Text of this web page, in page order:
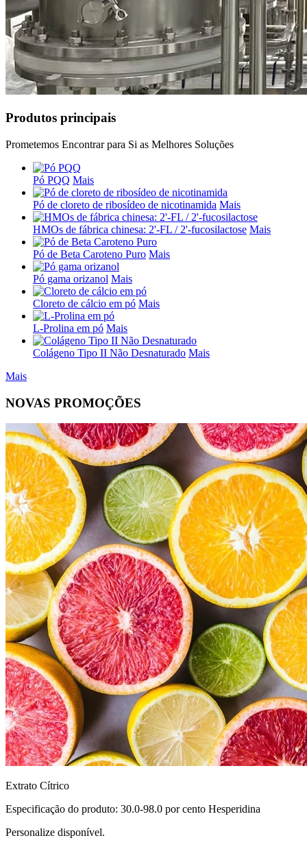
Produtos principais
Prometemos Encontrar para Si as Melhores Soluções
Pó PQQ Mais
Pó de cloreto de ribosídeo de nicotinamida Mais
HMOs de fábrica chinesa: 2'-FL / 2'-fucosilactose Mais
Pó de Beta Caroteno Puro Mais
Pó gama orizanol Mais
Cloreto de cálcio em pó Mais
L-Prolina em pó Mais
Colágeno Tipo II Não Desnaturado Mais
Mais
NOVAS PROMOÇÕES
Extrato Cítrico
Especificação do produto: 30.0-98.0 por cento Hesperidina
Personalize disponível.